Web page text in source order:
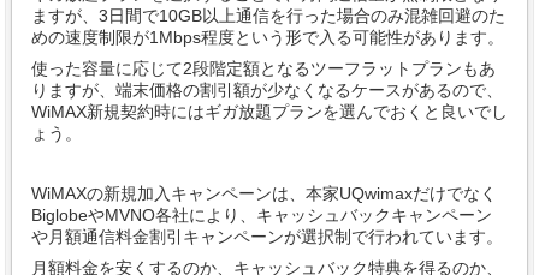
ますが、3日間で10GB以上通信を行った場合のみ混雑回避のた
めの速度制限が1Mbps程度という形で入る可能性があります。
使った容量に応じて2段階定額となるツーフラットプランもあ
りますが、端末価格の割引額が少なくなるケースがあるので、
WiMAX新規契約時にはギガ放題プランを選んでおくと良いでし
ょう。
WiMAXの新規加入キャンペーンは、本家UQwimaxだけでなく
BiglobeやMVNO各社により、キャッシュバックキャンペーン
や月額通信料金割引キャンペーンが選択制で行われています。
月額料金を安くするのか、キャッシュバック特典を得るのか、